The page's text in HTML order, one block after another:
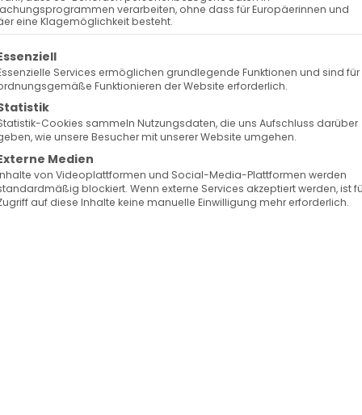
verarbeiten, ohne dass für Europäerinnen und
eine Klagemöglichkeit besteht.
eine Liste der Service-Gruppen, für die eine
Services ermöglichen grundlegende Funktionen und sind
Funktionieren der Website erforderlich.
Cookies sammeln Nutzungsdaten, die uns Aufschluss darüber
wie unsere Besucher mit unserer Website umgehen.
Medien
von Videoplattformen und Social-Media-Plattformen werden
blockiert. Wenn externe Services akzeptiert werden, ist
auf diese Inhalte keine manuelle Einwilligung mehr erforderlich.